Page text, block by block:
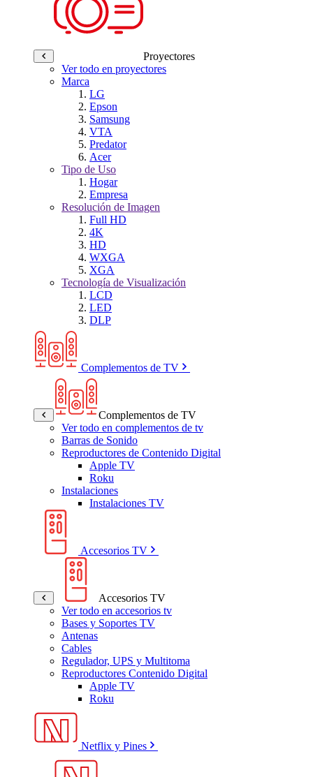
Proyectores
Ver todo en proyectores
Marca
LG
Epson
Samsung
VTA
Predator
Acer
Tipo de Uso
Hogar
Empresa
Resolución de Imagen
Full HD
4K
HD
WXGA
XGA
Tecnología de Visualización
LCD
LED
DLP
Complementos de TV
Complementos de TV
Ver todo en complementos de tv
Barras de Sonido
Reproductores de Contenido Digital
Apple TV
Roku
Instalaciones
Instalaciones TV
Accesorios TV
Accesorios TV
Ver todo en accesorios tv
Bases y Soportes TV
Antenas
Cables
Regulador, UPS y Multitoma
Reproductores Contenido Digital
Apple TV
Roku
Netflix y Pines